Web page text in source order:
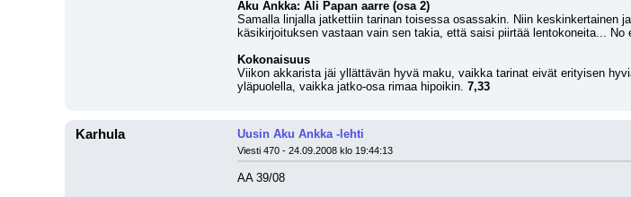
Aku Ankka: Ali Papan aarre (osa 2)
Samalla linjalla jatkettiin tarinan toisessa osassakin. Niin keskinkertainen
käsikirjoituksen vastaan vain sen takia, että saisi piirtää lentokoneita... No
Kokonaisuus
Viikon akkarista jäi yllättävän hyvä maku, vaikka tarinat eivät erityisen
yläpuolella, vaikka jatko-osa rimaa hipoikin. 7,33
Karhula Uusin Aku Ankka -lehti
Viesti 470 - 24.09.2008 klo 19:44:13
AA 39/08